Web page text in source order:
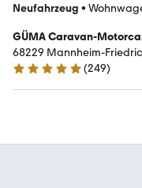
Neufahrzeug •
GÜMA Caravan-
68229 Mannheim-
4.8 Sterne
(249)